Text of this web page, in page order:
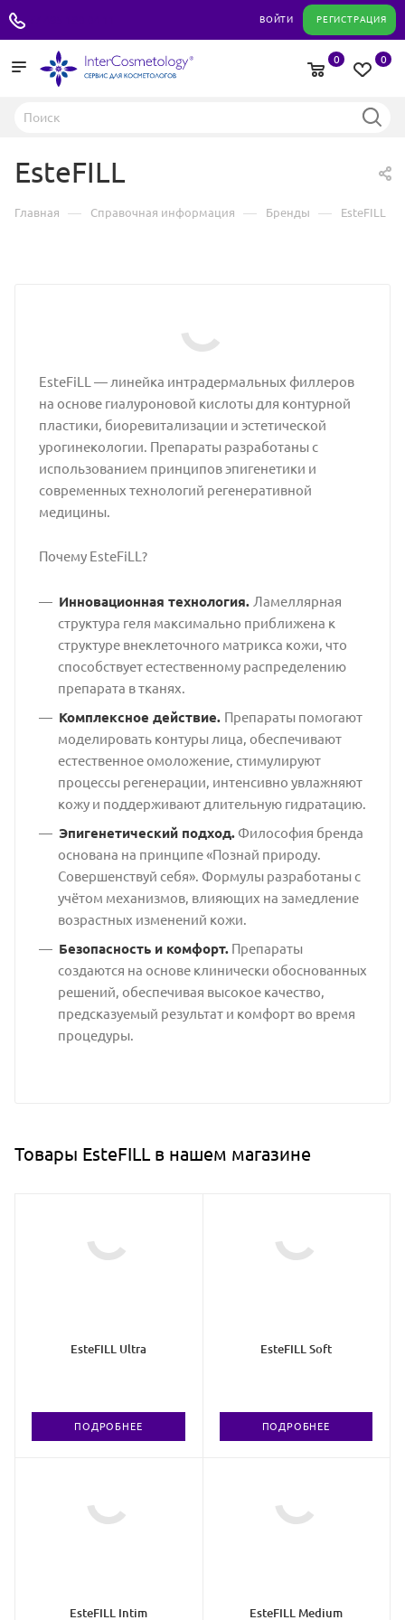
ВОЙТИ РЕГИСТРАЦИЯ
0
0
EsteFILL
Главная — Справочная информация — Бренды — EsteFILL
EsteFiLL — линейка интрадермальных филлеров
на основе гиалуроновой кислоты для контурной
пластики, биоревитализации и эстетической
урогинекологии. Препараты разработаны с
использованием принципов эпигенетики и
современных технологий регенеративной
медицины.
Почему EsteFiLL?
Инновационная технология. Ламеллярная
структура геля максимально приближена к
структуре внеклеточного матрикса кожи, что
способствует естественному распределению
препарата в тканях.
Комплексное действие. Препараты помогают
моделировать контуры лица, обеспечивают
естественное омоложение, стимулируют
процессы регенерации, интенсивно увлажняют
кожу и поддерживают длительную гидратацию.
Эпигенетический подход.Философия бренда
основана на принципе «Познай природу.
Совершенствуй себя». Формулы разработаны с
учётом механизмов, влияющих на замедление
возрастных изменений кожи.
Безопасность и комфорт.Препараты
создаются на основе клинически обоснованных
решений, обеспечивая высокое качество,
предсказуемый результат и комфорт во время
процедуры.
Товары EsteFILL в нашем магазине
EsteFILL Ultra
ПОДРОБНЕЕ
EsteFILL Soft
ПОДРОБНЕЕ
EsteFILL Intim EsteFILL Medium